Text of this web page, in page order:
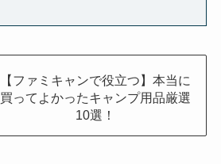
【ファミキャンで役立つ】本当に
買ってよかったキャンプ用品厳選
10選！